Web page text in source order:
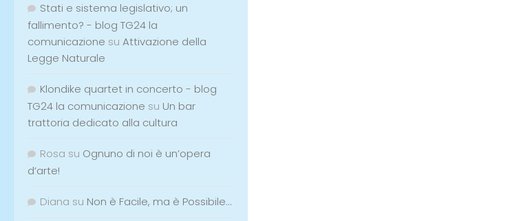
Stati e sistema legislativo; un
fallimento? - blog TG24 la
comunicazione su Attivazione della
Legge Naturale
Klondike quartet in concerto - blog
TG24 la comunicazione su Un bar
trattoria dedicato alla cultura
Rosa su Ognuno di noi è un’opera
d’arte!
Diana su Non è Facile, ma è Possibile…